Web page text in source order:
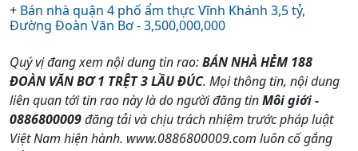
+ Bán nhà quận 4 phố ẩm thực Vĩnh Khánh 3,5 tỷ,
Đường Đoàn Văn Bơ - 3,500,000,000
Quý vị đang xem nội dung tin rao:BÁN NHÀ HẺM 188
ĐOÀN VĂN BƠ 1 TRỆT 3 LẦU ĐÚC. Mọi thông tin, nội dung
liên quan tới tin rao này là do người đăng tinMôi giới -
0886800009đăng tải và chịu trách nhiệm trước pháp luật
Việt Nam hiện hành. www.0886800009.com luôn cố gắng